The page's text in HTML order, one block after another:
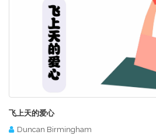
飞上天的爱心
Duncan Birmingham